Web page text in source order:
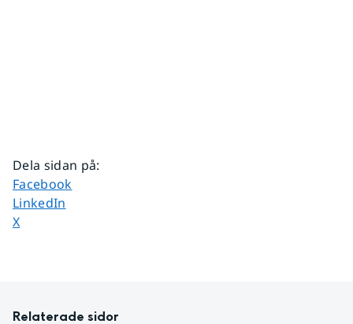
Dela sidan på:
Dela sidan på
Facebook
Dela sidan på
LinkedIn
Dela sidan på
X
Relaterade sidor